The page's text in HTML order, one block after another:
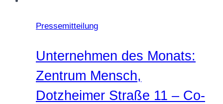
Pressemitteilung
Unternehmen des Monats:
Zentrum Mensch,
Dotzheimer Straße 11 – Co-